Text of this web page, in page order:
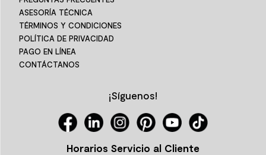
ASESORÍA TÉCNICA
TÉRMINOS Y CONDICIONES
POLÍTICA DE PRIVACIDAD
PAGO EN LÍNEA
CONTÁCTANOS
¡Síguenos!
Horarios Servicio al Cliente